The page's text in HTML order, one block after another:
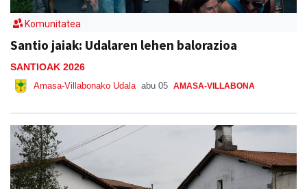
Komunitatea
Santio jaiak: Udalaren lehen balorazioa
SANTIOAK 2026
Amasa-Villabonako Udala abu 05 AMASA-VILLABONA